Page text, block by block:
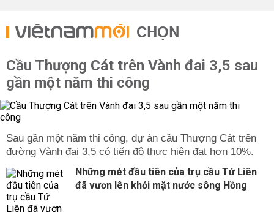
CHỌN
Cầu Thượng Cát trên Vành đai 3,5 sau
gần một năm thi công
Sau gần một năm thi công, dự án cầu Thượng Cát trên
đường Vành đai 3,5 có tiến độ thực hiện đạt hơn 10%.
Những mét đầu tiên của trụ cầu Tứ Liên
đã vươn lên khỏi mặt nước sông Hồng